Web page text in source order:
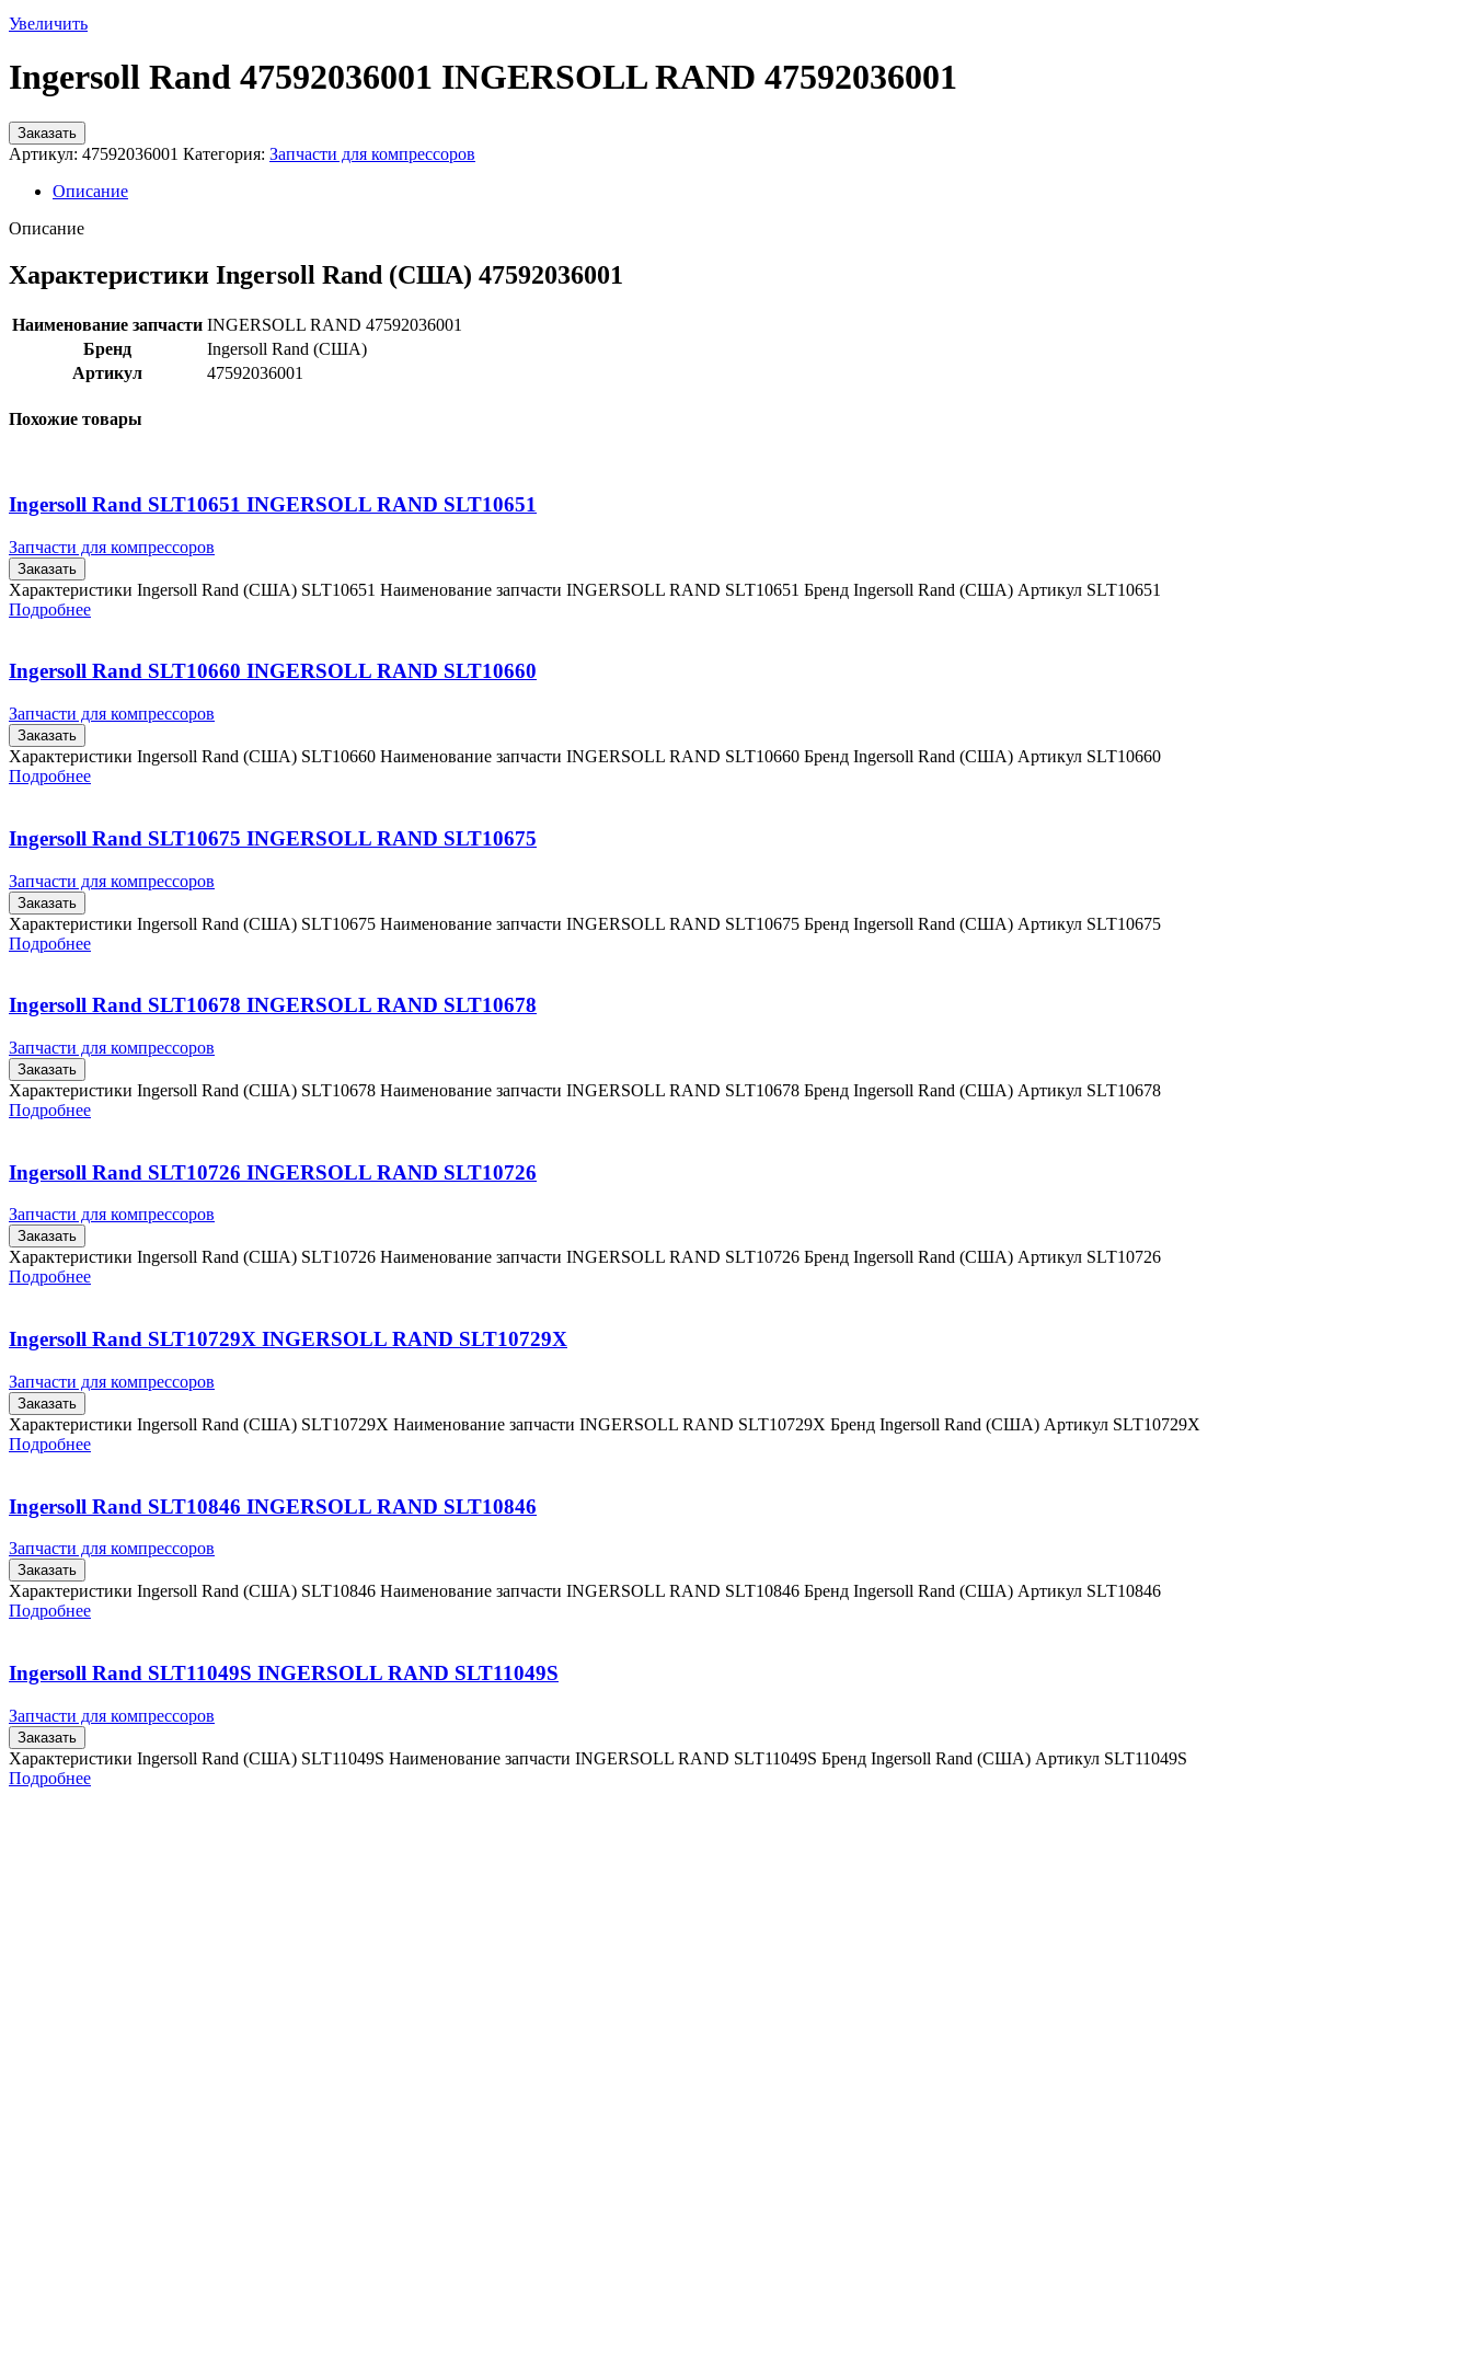
Увеличить
Ingersoll Rand 47592036001 INGERSOLL RAND 47592036001
Заказать
Артикул: 47592036001 Категория: Запчасти для компрессоров
Описание
Описание
Характеристики Ingersoll Rand (США) 47592036001
Наименование запчасти INGERSOLL RAND 47592036001
Бренд
Ingersoll Rand (США)
Артикул
47592036001
Похожие товары
Ingersoll Rand SLT10651 INGERSOLL RAND SLT10651
Запчасти для компрессоров
Заказать
Характеристики Ingersoll Rand (США) SLT10651 Наименование запчасти INGERSOLL RAND SLT10651 Бренд Ingersoll Rand (США) Артикул SLT10651
Подробнее
Ingersoll Rand SLT10660 INGERSOLL RAND SLT10660
Запчасти для компрессоров
Заказать
Характеристики Ingersoll Rand (США) SLT10660 Наименование запчасти INGERSOLL RAND SLT10660 Бренд Ingersoll Rand (США) Артикул SLT10660
Подробнее
Ingersoll Rand SLT10675 INGERSOLL RAND SLT10675
Запчасти для компрессоров
Заказать
Характеристики Ingersoll Rand (США) SLT10675 Наименование запчасти INGERSOLL RAND SLT10675 Бренд Ingersoll Rand (США) Артикул SLT10675
Подробнее
Ingersoll Rand SLT10678 INGERSOLL RAND SLT10678
Запчасти для компрессоров
Заказать
Характеристики Ingersoll Rand (США) SLT10678 Наименование запчасти INGERSOLL RAND SLT10678 Бренд Ingersoll Rand (США) Артикул SLT10678
Подробнее
Ingersoll Rand SLT10726 INGERSOLL RAND SLT10726
Запчасти для компрессоров
Заказать
Характеристики Ingersoll Rand (США) SLT10726 Наименование запчасти INGERSOLL RAND SLT10726 Бренд Ingersoll Rand (США) Артикул SLT10726
Подробнее
Ingersoll Rand SLT10729X INGERSOLL RAND SLT10729X
Запчасти для компрессоров
Заказать
Характеристики Ingersoll Rand (США) SLT10729X Наименование запчасти INGERSOLL RAND SLT10729X Бренд Ingersoll Rand (США) Артикул SLT10729X
Подробнее
Ingersoll Rand SLT10846 INGERSOLL RAND SLT10846
Запчасти для компрессоров
Заказать
Характеристики Ingersoll Rand (США) SLT10846 Наименование запчасти INGERSOLL RAND SLT10846 Бренд Ingersoll Rand (США) Артикул SLT10846
Подробнее
Ingersoll Rand SLT11049S INGERSOLL RAND SLT11049S
Запчасти для компрессоров
Заказать
Характеристики Ingersoll Rand (США) SLT11049S Наименование запчасти INGERSOLL RAND SLT11049S Бренд Ingersoll Rand (США) Артикул SLT11049S
Подробнее